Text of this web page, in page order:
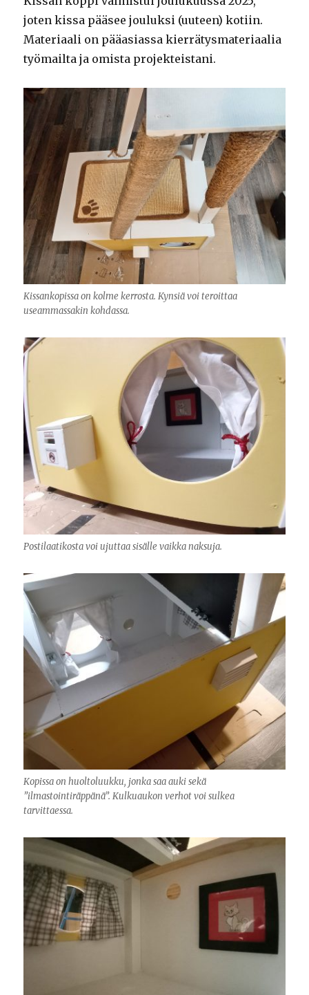
joten kissa pääsee jouluksi (uuteen) kotiin.
Materiaali on pääasiassa kierrätysmateriaalia
työmailta ja omista projekteistani.
Kissankopissa on kolme kerrosta. Kynsiä voi teroittaa
useammassakin kohdassa.
Postilaatikosta voi ujuttaa sisälle vaikka naksuja.
Kopissa on huoltoluukku, jonka saa auki sekä
”ilmastointiräppänä”. Kulkuaukon verhot voi sulkea
tarvittaessa.